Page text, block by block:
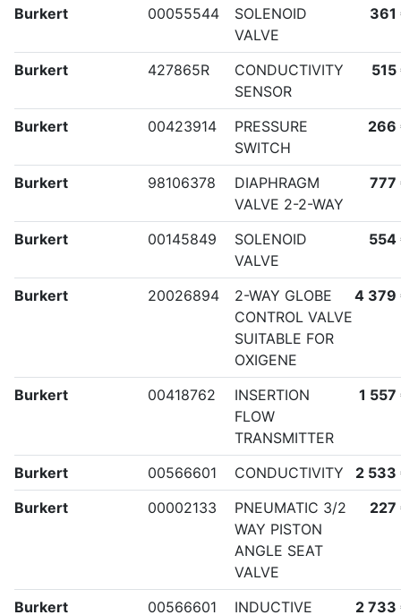
Burkert 00055544
SOLENOID
VALVE
361
Burkert 427865R
CONDUCTIVITY
SENSOR
515
Burkert 00423914
PRESSURE
SWITCH
266
Burkert 98106378
DIAPHRAGM
VALVE 2-2-WAY
777
Burkert 00145849
SOLENOID
VALVE
554
Burkert 20026894
2-WAY GLOBE
CONTROL VALVE
SUITABLE FOR
OXIGENE
4 379
Burkert 00418762
INSERTION
FLOW
TRANSMITTER
1 557
Burkert 00566601 CONDUCTIVITY
2 533
Burkert
00002133
PNEUMATIC 3/2
WAY PISTON
ANGLE SEAT
VALVE
227
Burkert 00566601 INDUCTIVE 2 733